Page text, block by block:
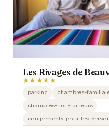
Les Rivages de
★★★★★
parking chambres-
chambres-non-fumeurs
equipements-pour-les-